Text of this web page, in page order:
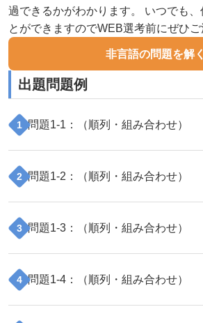
過できるかがわかります。 いつでも、
とができますのでWEB選考前にぜひご
非言語の問題を解く
出題問題例
1 問題1-1 ：（順列・組み合わせ）
2 問題1-2 ：（順列・組み合わせ）
3 問題1-3 ：（順列・組み合わせ）
4 問題1-4 ：（順列・組み合わせ）